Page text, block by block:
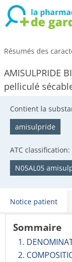
Résumés des
AMISULPRIDE
pelliculé
Contient la
amisulpride
ATC classification:
N05AL05
Notice patient
Sommaire
1.
2.